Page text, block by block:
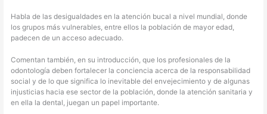
Habla de las desigualdades en la atención bucal a nivel mundial, donde
los grupos más vulnerables, entre ellos la población de mayor edad,
padecen de un acceso adecuado.
Comentan también, en su introducción, que los profesionales de la
odontología deben fortalecer la conciencia acerca de la responsabilidad
social y de lo que significa lo inevitable del envejecimiento y de algunas
injusticias hacia ese sector de la población, donde la atención sanitaria y
en ella la dental, juegan un papel importante.